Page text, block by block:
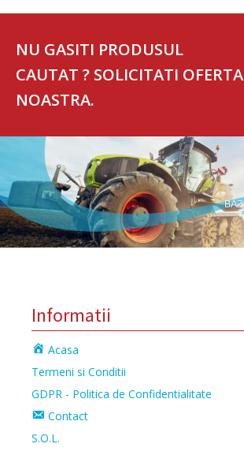
NU GASITI PRODUSUL
CAUTAT ? SOLICITATI OFERTA
NOASTRA.
Informatii
Acasa
Termeni si Conditii
GDPR - Politica de Confidentialitate
Contact
S.O.L.